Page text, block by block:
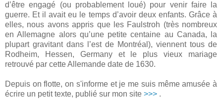
d’être engagé (ou probablement loué) pour venir faire la
guerre. Et il avait eu le temps d’avoir deux enfants. Grâce à
elles, nous avons appris que les Faulstroh (très nombreux
en Allemagne alors qu’une petite centaine au Canada, la
plupart gravitant dans l’est de Montréal), viennent tous de
Rodheim, Hessen, Germany et le plus vieux mariage
retrouvé par cette Allemande date de 1630.
Depuis on flotte, on s'informe et je me suis même amusée à
écrire un petit texte, publié sur mon site >>> .